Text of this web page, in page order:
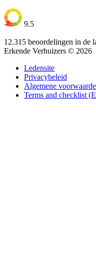
9.5
12.315 beoordelingen in de
Erkende Verhuizers © 2026
Ledensite
Privacybeleid
Algemene
Terms and checklist